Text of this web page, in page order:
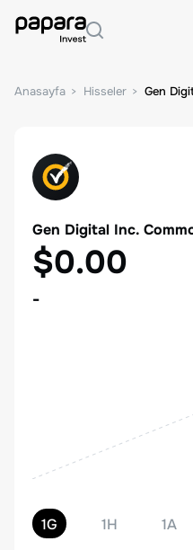
Anasayfa Hisseler Gen
Gen Digital Inc.
$0.00
-
1G 1H 1A